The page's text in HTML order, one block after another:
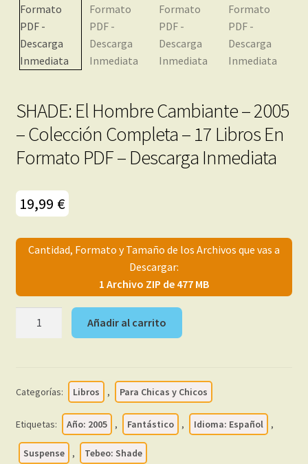
menú
Mi cuenta
SHADE: El Hombre Cambiante – 2005
– Colección Completa – 17 Libros En
Formato PDF – Descarga Inmediata
19,99 €
Cantidad, Formato y Tamaño de los Archivos que vas a
Descargar:
1 Archivo ZIP de 477 MB
2005
-
Completa
Añadir al carrito
Categorías: Libros , Para Chicas y Chicos
Etiquetas: Año: 2005 , Fantástico , Idioma: Español ,
Suspense , Tebeo: Shade